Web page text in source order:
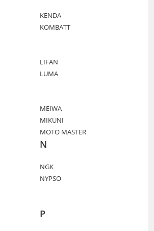
KENDA
KOMBATT
LIFAN
LUMA
MEIWA
MIKUNI
MOTO MASTER
N
NGK
NYPSO
P